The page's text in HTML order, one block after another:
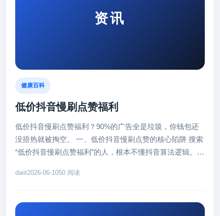
资讯
健康百科
低价抖音慢刷点赞福利
低价抖音慢刷点赞福利？90%的广告全是垃圾，你钱包还
没捂热就被掏空。 一、低价抖音慢刷点赞的核心陷阱 搜索
“低价抖音慢刷点赞福利”的人，根本不懂抖音算法逻辑。平
daiit2026-06-1050 阅读